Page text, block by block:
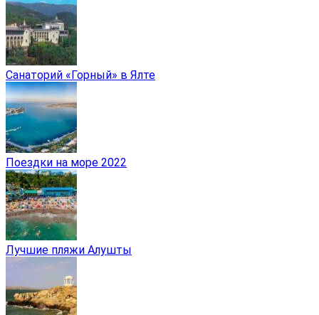
Санаторий «Горный» в Ялте
Поездки на море 2022
Лучшие пляжи Алушты